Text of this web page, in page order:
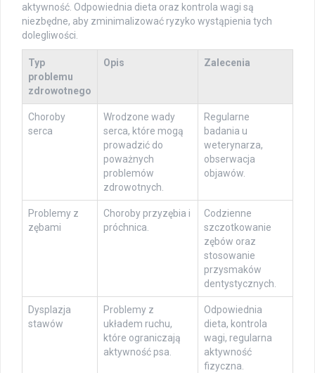
aktywność. Odpowiednia dieta oraz kontrola wagi są
niezbędne, aby zminimalizować ryzyko wystąpienia tych
dolegliwości.
Typ
problemu
zdrowotnego
Opis Zalecenia
Choroby
serca
Wrodzone wady
serca, które mogą
prowadzić do
poważnych
problemów
zdrowotnych.
Regularne
badania u
weterynarza,
obserwacja
objawów.
Problemy z
zębami
Choroby przyzębia i
próchnica.
Codzienne
szczotkowanie
zębów oraz
stosowanie
przysmaków
dentystycznych.
Dysplazja
stawów
Problemy z
układem ruchu,
które ograniczają
aktywność psa.
Odpowiednia
dieta, kontrola
wagi, regularna
aktywność
fizyczna.